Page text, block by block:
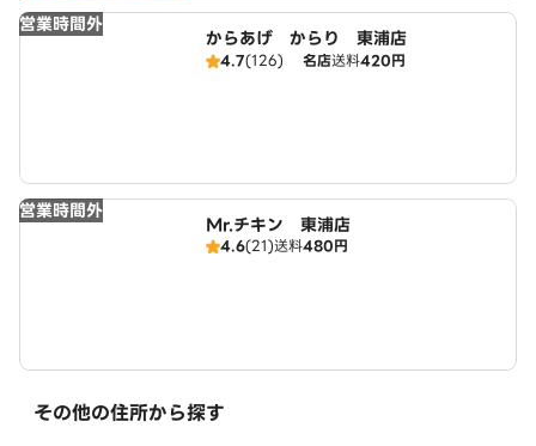
営業時間外
からあげ からり 東浦店
4.7(126) 名店送料420円
営業時間外
Mr.チキン 東浦店
4.6(21)送料480円
その他の住所から探す